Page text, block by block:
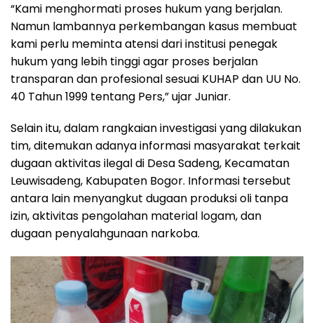
“Kami menghormati proses hukum yang berjalan.
Namun lambannya perkembangan kasus membuat
kami perlu meminta atensi dari institusi penegak
hukum yang lebih tinggi agar proses berjalan
transparan dan profesional sesuai KUHAP dan UU No.
40 Tahun 1999 tentang Pers,” ujar Juniar.
Selain itu, dalam rangkaian investigasi yang dilakukan
tim, ditemukan adanya informasi masyarakat terkait
dugaan aktivitas ilegal di Desa Sadeng, Kecamatan
Leuwisadeng, Kabupaten Bogor. Informasi tersebut
antara lain menyangkut dugaan produksi oli tanpa
izin, aktivitas pengolahan material logam, dan
dugaan penyalahgunaan narkoba.